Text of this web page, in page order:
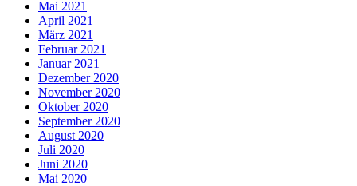
Mai 2021
April 2021
März 2021
Februar 2021
Januar 2021
Dezember 2020
November 2020
Oktober 2020
September 2020
August 2020
Juli 2020
Juni 2020
Mai 2020